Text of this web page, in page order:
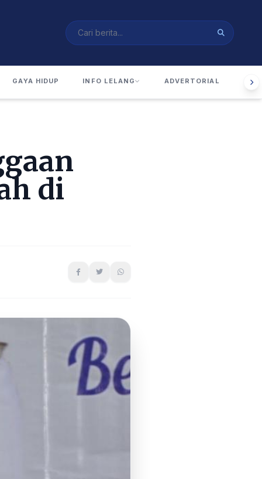
GAYA HIDUP INFO LELANG ADVERTORIAL
di